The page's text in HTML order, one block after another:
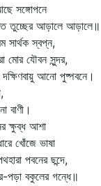
সঙ্গোপনে
আড়ালে আড়ালে॥
স্বপ্ন,
সুন্দর,
পুষ্পবনে।
বাণী।
ক্ষুব্ধ আশা
ভাষা
ছন্দে,
গন্ধে॥